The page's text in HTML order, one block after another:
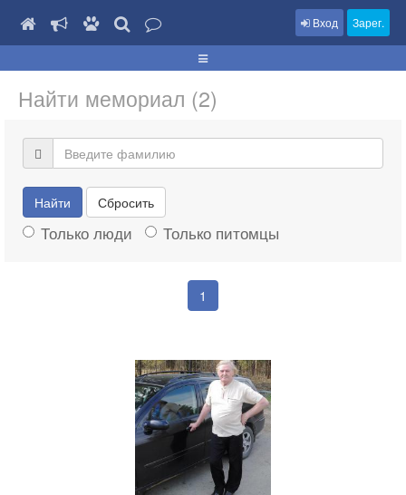
Вход Зарег.
Найти мемориал (2)
Найти Сбросить
Только люди Только питомцы
1